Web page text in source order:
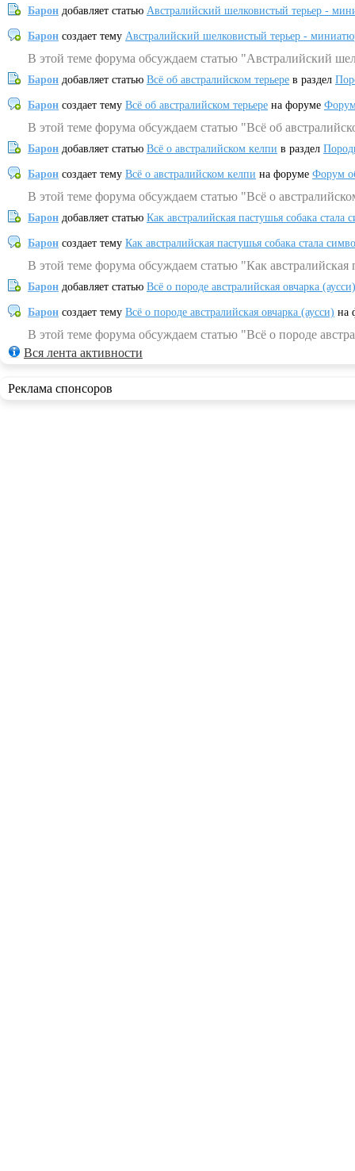
Барон добавляет статью Австралийский шелковистый терьер -
Барон создает тему Австралийский шелковистый терьер -
В этой теме форума обсуждаем статью "Австралийский
Барон добавляет статью Всё об австралийском терьере в раздел
Барон создает тему Всё об австралийском терьере на форуме
В этой теме форума обсуждаем статью "Всё об
Барон добавляет статью Всё о австралийском келпи в раздел
Барон создает тему Всё о австралийском келпи на форуме Форум
В этой теме форума обсуждаем статью "Всё о
Барон добавляет статью Как австралийская пастушья собака
Барон создает тему Как австралийская пастушья собака стала
В этой теме форума обсуждаем статью "Как
Барон добавляет статью Всё о породе австралийская овчарка (аусси)
Барон создает тему Всё о породе австралийская овчарка (аусси) на
В этой теме форума обсуждаем статью "Всё о породе
Вся лента активности
Реклама спонсоров